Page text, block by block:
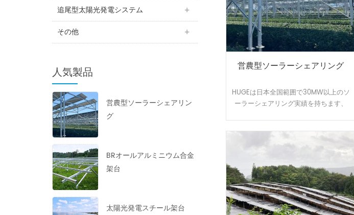
追尾型太陽光発電システム
その他
人気製品
営農型ソーラーシェアリン
グ
BRオールアルミニウム合金
架台
太陽光発電スチール架台
営農型ソーラーシェアリング
HUGEは日本全国範囲で30MW以上のソ
ーラーシェアリング実績を持ちます、
夏の高温から作物や耕作者を守りま
す。農地資源の有効活用と経済収益を
貰いました。